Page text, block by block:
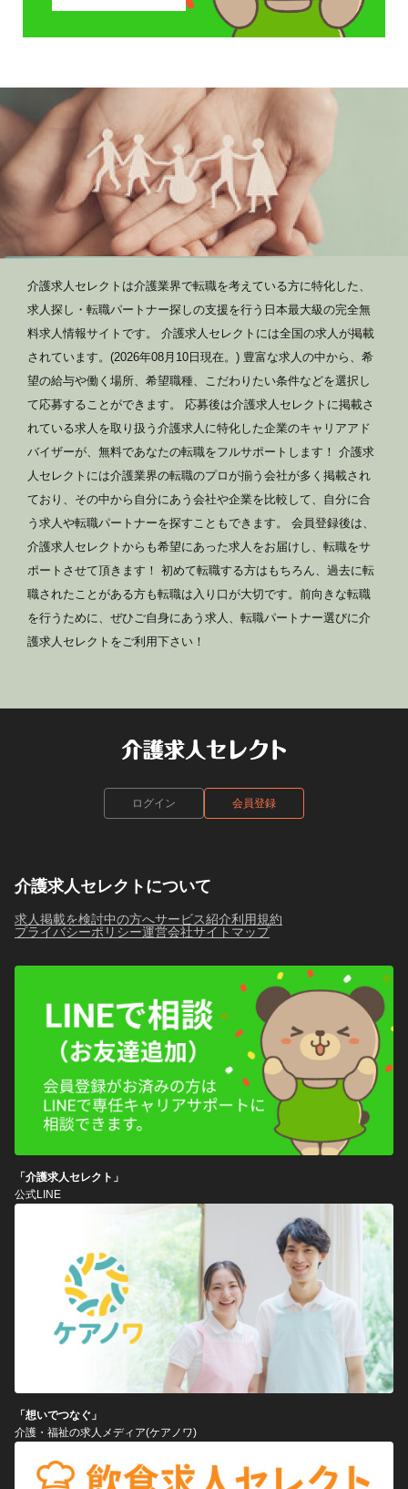
介護求人セレクトは介護業界で転職を考えている方に特化した、
求人探し・転職パートナー探しの支援を行う日本最大級の完全無
料求人情報サイトです。 介護求人セレクトには全国の求人が掲載
されています。(2026年08月10日現在。) 豊富な求人の中から、希
望の給与や働く場所、希望職種、こだわりたい条件などを選択し
て応募することができます。 応募後は介護求人セレクトに掲載さ
れている求人を取り扱う介護求人に特化した企業のキャリアアド
バイザーが、無料であなたの転職をフルサポートします！ 介護求
人セレクトには介護業界の転職のプロが揃う会社が多く掲載され
ており、その中から自分にあう会社や企業を比較して、自分に合
う求人や転職パートナーを探すこともできます。 会員登録後は、
介護求人セレクトからも希望にあった求人をお届けし、転職をサ
ポートさせて頂きます！ 初めて転職する方はもちろん、過去に転
職されたことがある方も転職は入り口が大切です。前向きな転職
を行うために、ぜひご自身にあう求人、転職パートナー選びに介
護求人セレクトをご利用下さい！
ログイン 会員登録
介護求人セレクトについて
求人掲載を検討中の方へサービス紹介利用規約
プライバシーポリシー運営会社サイトマップ
「介護求人セレクト」
公式LINE
「想いでつなぐ」
介護・福祉の求人メディア(ケアノワ)